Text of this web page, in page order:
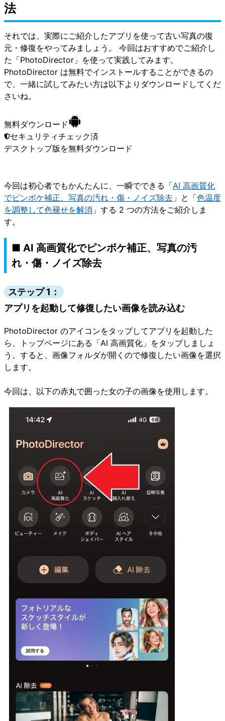
法
それでは、実際にご紹介したアプリを使って古い写真の復
元・修復をやってみましょう。 今回はおすすめでご紹介し
た「PhotoDirector」を使って実践してみます。
PhotoDirector は無料でインストールすることができるの
で、一緒に試してみたい方は以下よりダウンロードしてくだ
さいね。
無料ダウンロード
セキュリティチェック済
デスクトップ版 を無料ダウンロード
今回は初心者でもかんたんに、一瞬でできる「AI 高画質化
でピンボケ補正、写真の汚れ・傷・ノイズ除去 」と「色温度
を調整して色褪せを解消 」する 2 つの方法をご紹介しま
す。
■ AI 高画質化でピンボケ補正、写真の汚
れ・傷・ノイズ除去
ステップ 1：
アプリを起動して修復したい画像を読み込む
PhotoDirector のアイコンをタップしてアプリを起動した
ら、トップページにある「AI 高画質化」をタップしましょ
う。すると、画像フォルダが開くので修復したい画像を選択
します。
今回は、以下の赤丸で囲った女の子の画像を使用します。